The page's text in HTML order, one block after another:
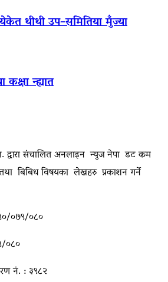
थीथी उप–समितिया मुँज्या
न्ह्यात
द्वारा संचालित अनलाइन न्युज नेपा डट कम
तथा बिबिध विषयका लेखहरु प्रकाशन गर्ने
०७९/०८०
०८०
नं. : ३९८२